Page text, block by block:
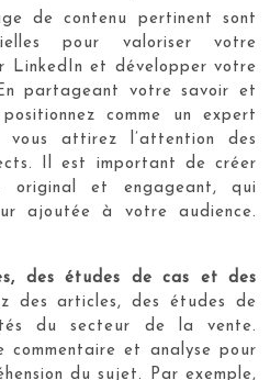
de contenu pertinent sont
pour valoriser votre
LinkedIn et développer votre
partageant votre savoir et
comme un expert
attirez l’attention des
Il est important de créer
original et engageant, qui
ajoutée à votre audience.
des études de cas et des
des articles, des études de
du secteur de la vente.
et analyse pour
du sujet. Par exemple,